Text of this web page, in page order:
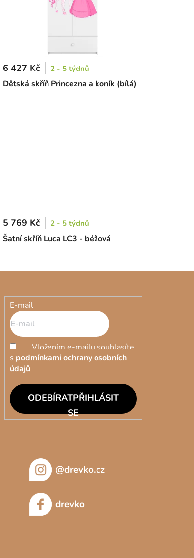
Dětská skříň Princezna a koník (bílá)
6 427 Kč 2 - 5 týdnů
Šatní skříň Luca LC3 - béžová
5 769 Kč 2 - 5 týdnů
E-mail
Vložením e-mailu souhlasíte
s podmínkami ochrany osobních
údajů
PŘIHLÁSIT
SE
@drevko.cz
drevko